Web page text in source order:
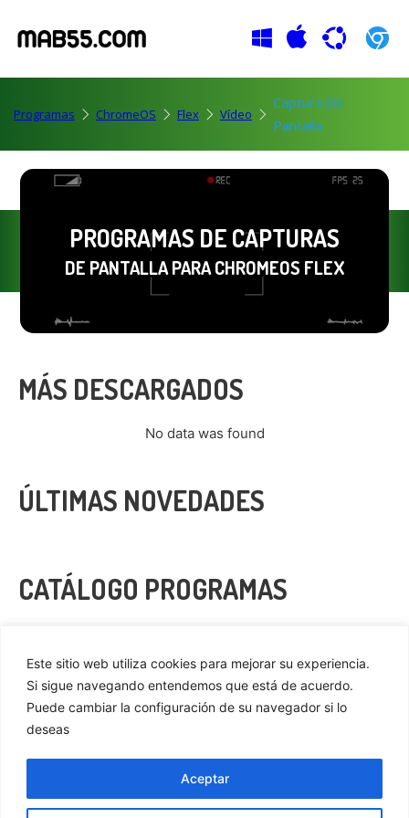
Este sitio web utiliza cookies para mejorar su experiencia.
Si sigue navegando entendemos que está de acuerdo.
Puede cambiar la configuración de su navegador si lo
deseas
Aceptar
Programas ChromeOS Flex Vídeo
Captura De
Pantalla
PROGRAMAS DE CAPTURAS
DE PANTALLA PARA CHROMEOS FLEX
MÁS DESCARGADOS
No data was found
ÚLTIMAS NOVEDADES
CATÁLOGO PROGRAMAS
Cookies
Aviso Legal